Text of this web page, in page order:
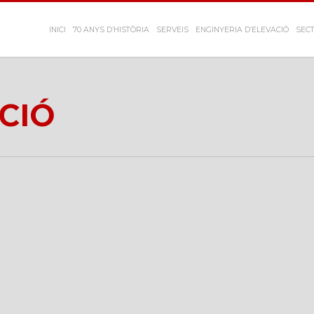
INICI 70 ANYS D’HISTÒRIA SERVEIS ENGINYERIA D’ELEVACIÓ